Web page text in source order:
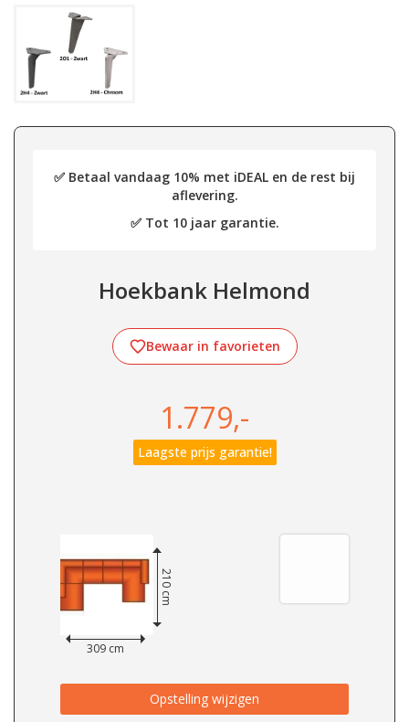
✅ Betaal vandaag 10% met iDEAL en de rest bij
aflevering.
✅ Tot 10 jaar garantie.
Hoekbank Helmond
Bewaar in favorieten
1.779,-
Laagste prijs garantie!
309 cm
210 cm
Opstelling wijzigen